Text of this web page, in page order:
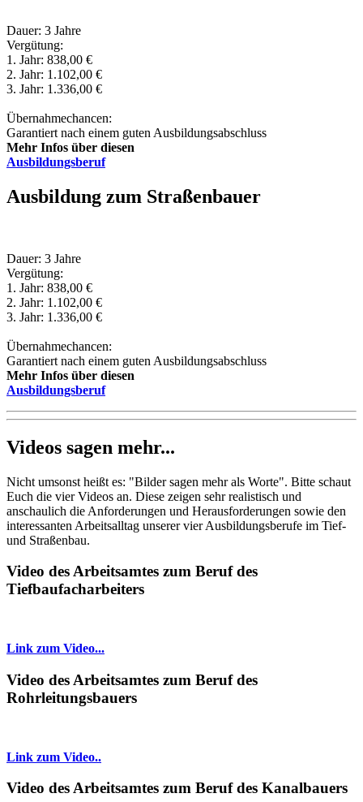
Dauer: 3 Jahre
Vergütung:
1. Jahr: 838,00 €
2. Jahr: 1.102,00 €
3. Jahr: 1.336,00 €
Übernahmechancen:
Garantiert nach einem guten Ausbildungsabschluss
Mehr Infos über diesen
Ausbildungsberuf
Ausbildung zum Straßenbauer
Dauer: 3 Jahre
Vergütung:
1. Jahr: 838,00 €
2. Jahr: 1.102,00 €
3. Jahr: 1.336,00 €
Übernahmechancen:
Garantiert nach einem guten Ausbildungsabschluss
Mehr Infos über diesen
Ausbildungsberuf
Videos sagen mehr...
Nicht umsonst heißt es: "Bilder sagen mehr als Worte". Bitte schaut
Euch die vier Videos an. Diese zeigen sehr realistisch und
anschaulich die Anforderungen und Herausforderungen sowie den
interessanten Arbeitsalltag unserer vier Ausbildungsberufe im Tief-
und Straßenbau.
Video des Arbeitsamtes zum Beruf des
Tiefbaufacharbeiters
Link zum Video...
Video des Arbeitsamtes zum Beruf des
Rohrleitungsbauers
Link zum Video..
Video des Arbeitsamtes zum Beruf des Kanalbauers